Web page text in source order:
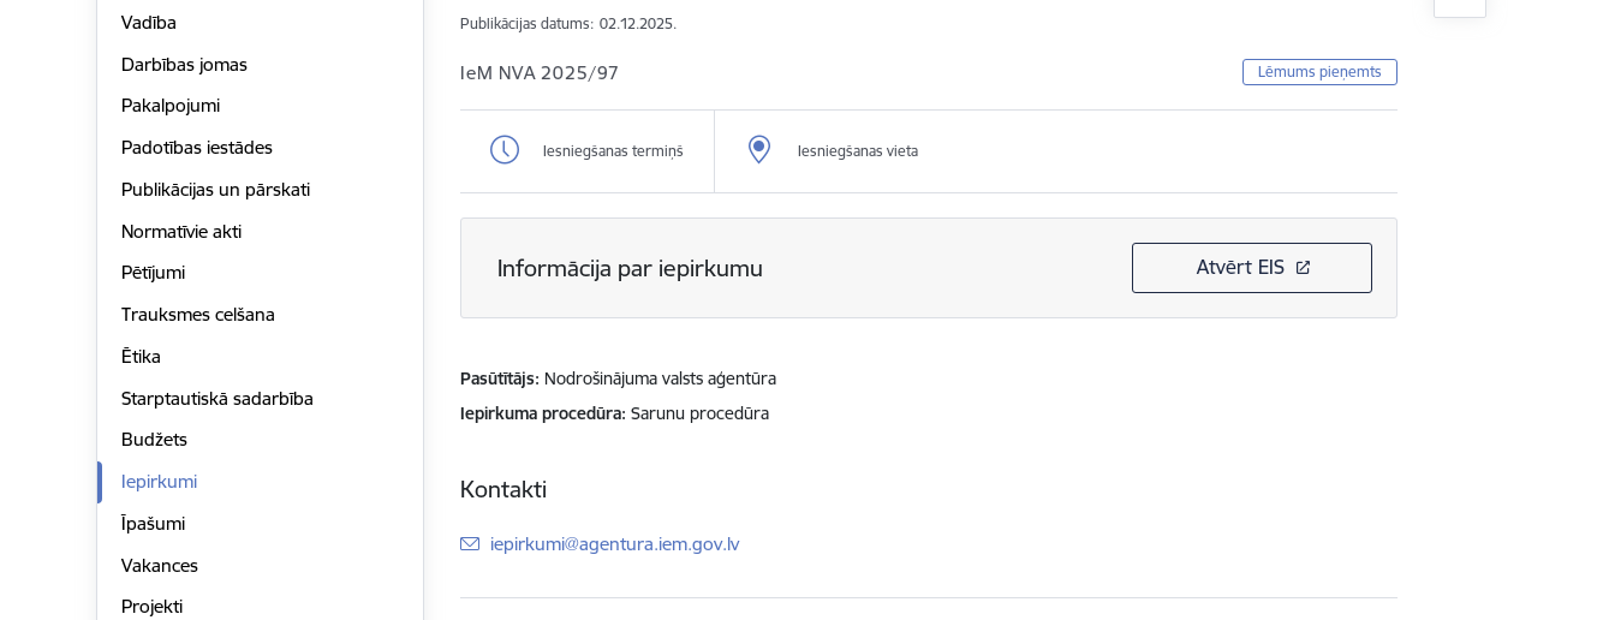
Vadība
Darbības jomas
Pakalpojumi
Padotības iestādes
Publikācijas un pārskati
Normatīvie akti
Pētījumi
Trauksmes celšana
Ētika
Starptautiskā sadarbība
Budžets
Iepirkumi
Īpašumi
Vakances
Projekti
Publikācijas datums: 02.12.2025.
IeM NVA 2025/97 Lēmums pieņemts
Iesniegšanas termiņš Iesniegšanas vieta
Informācija par iepirkumu Atvērt EIS
Pasūtītājs Nodrošinājuma valsts aģentūra
Iepirkuma procedūra Sarunu procedūra
Kontakti
E-pasts:
iepirkumi@agentura.iem.gov.lv